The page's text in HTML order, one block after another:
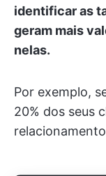
identificar as
geram mais
nelas.
Por exemplo,
20% dos seus